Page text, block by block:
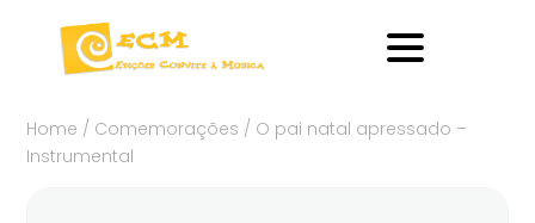
Home / Comemorações / O pai natal apressado –
Instrumental